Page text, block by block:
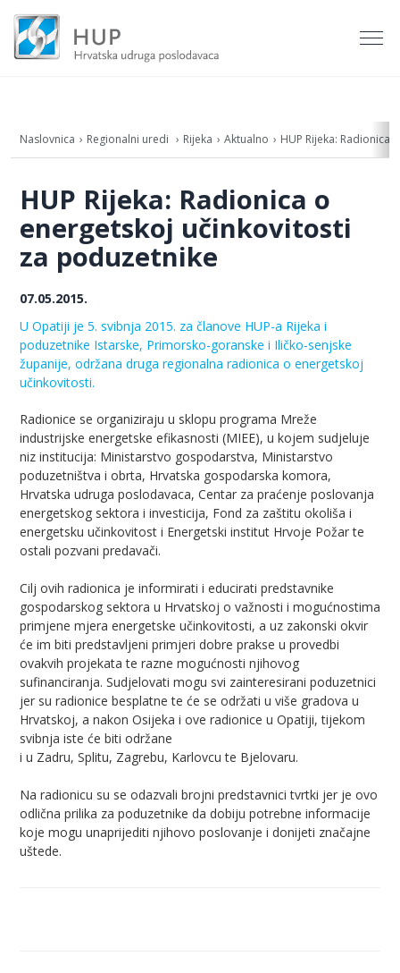
Naslovnica Regionalni uredi Rijeka Aktualno HUP Rijeka:
HUP Rijeka: Radionica o
energetskoj učinkovitosti
za poduzetnike
07.05.2015.
U Opatiji je 5. svibnja 2015. za članove HUP-a Rijeka i
poduzetnike Istarske, Primorsko-goranske i Iličko-senjske
županije, održana druga regionalna radionica o energetskoj
učinkovitosti.
Radionice se organiziraju u sklopu programa Mreže
industrijske energetske efikasnosti (MIEE), u kojem sudjeluje
niz institucija: Ministarstvo gospodarstva, Ministarstvo
poduzetništva i obrta, Hrvatska gospodarska komora,
Hrvatska udruga poslodavaca, Centar za praćenje poslovanja
energetskog sektora i investicija, Fond za zaštitu okoliša i
energetsku učinkovitost i Energetski institut Hrvoje Požar te
ostali pozvani predavači.
Cilj ovih radionica je informirati i educirati predstavnike
gospodarskog sektora u Hrvatskoj o važnosti i mogućnostima
primjene mjera energetske učinkovitosti, a uz zakonski okvir
će im biti predstavljeni primjeri dobre prakse u provedbi
ovakvih projekata te razne mogućnosti njihovog
sufinanciranja. Sudjelovati mogu svi zainteresirani poduzetnici
jer su radionice besplatne te će se održati u više gradova u
Hrvatskoj, a nakon Osijeka i ove radionice u Opatiji, tijekom
svibnja iste će biti održane
i u Zadru, Splitu, Zagrebu, Karlovcu te Bjelovaru.
Na radionicu su se odazvali brojni predstavnici tvrtki jer je ovo
odlična prilika za poduzetnike da dobiju potrebne informacije
koje mogu unaprijediti njihovo poslovanje i donijeti značajne
uštede.